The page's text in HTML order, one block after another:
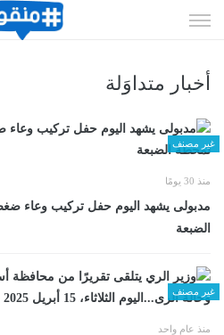
الى
أخبار متداوَلة
غير مصنف
منذ 30 يومًا
مدبولى يشهد اليوم حفل تركيب وعاء
الضبعة
غير مصنف
منذ عام واحد